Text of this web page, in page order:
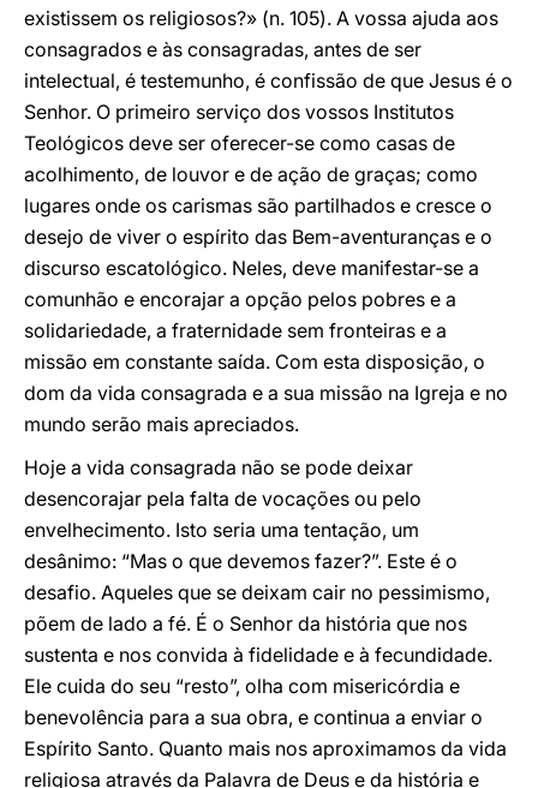
existissem os religiosos?» (n. 105). A vossa ajuda aos
consagrados e às consagradas, antes de ser
intelectual, é testemunho, é confissão de que Jesus é o
Senhor. O primeiro serviço dos vossos Institutos
Teológicos deve ser oferecer-se como casas de
acolhimento, de louvor e de ação de graças; como
lugares onde os carismas são partilhados e cresce o
desejo de viver o espírito das Bem-aventuranças e o
discurso escatológico. Neles, deve manifestar-se a
comunhão e encorajar a opção pelos pobres e a
solidariedade, a fraternidade sem fronteiras e a
missão em constante saída. Com esta disposição, o
dom da vida consagrada e a sua missão na Igreja e no
mundo serão mais apreciados.
Hoje a vida consagrada não se pode deixar
desencorajar pela falta de vocações ou pelo
envelhecimento. Isto seria uma tentação, um
desânimo: “Mas o que devemos fazer?”. Este é o
desafio. Aqueles que se deixam cair no pessimismo,
põem de lado a fé. É o Senhor da história que nos
sustenta e nos convida à fidelidade e à fecundidade.
Ele cuida do seu “resto”, olha com misericórdia e
benevolência para a sua obra, e continua a enviar o
Espírito Santo. Quanto mais nos aproximamos da vida
religiosa através da Palavra de Deus e da história e